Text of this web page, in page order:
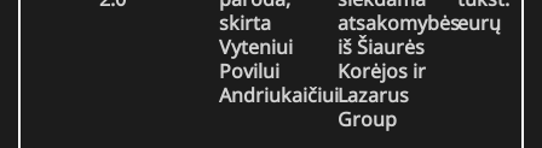
skirta
Vyteniui
Povilui
Andriukaičiui
atsakomybės
iš Šiaurės
Korėjos ir
Lazarus
Group
eurų